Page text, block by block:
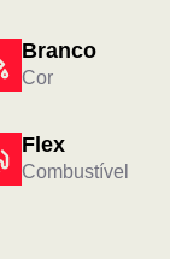
Branco
Cor
Flex
Combustível